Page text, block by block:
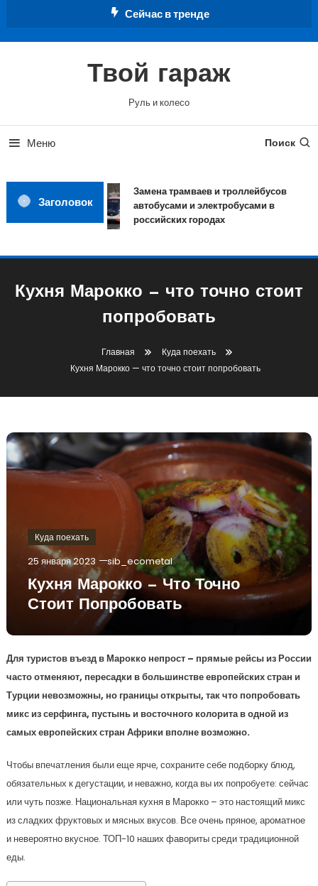
Сейчас в тренде
Твой гараж
Руль и колесо
Меню Поиск
Заголовок
Замена трамваев и троллейбусов
автобусами и электробусами в
российских городах
Кухня Марокко — что точно стоит
попробовать
Главная
Куда поехать
Кухня Марокко — что точно стоит попробовать
Куда поехать
25 января 2023 sib_ecometal
Кухня Марокко — Что Точно
Стоит Попробовать
Для туристов въезд в Марокко непрост – прямые рейсы из России
часто отменяют, пересадки в большинстве европейских стран и
Турции невозможны, но границы открыты, так что попробовать
микс из серфинга, пустынь и восточного колорита в одной из
самых европейских стран Африки вполне возможно.
Чтобы впечатления были еще ярче, сохраните себе подборку блюд,
обязательных к дегустации, и неважно, когда вы их попробуете: сейчас
или чуть позже. Национальная кухня в Марокко – это настоящий микс
из сладких фруктовых и мясных вкусов. Все очень пряное, ароматное
и невероятно вкусное. ТОП-10 наших фавориты среди традиционной
еды.